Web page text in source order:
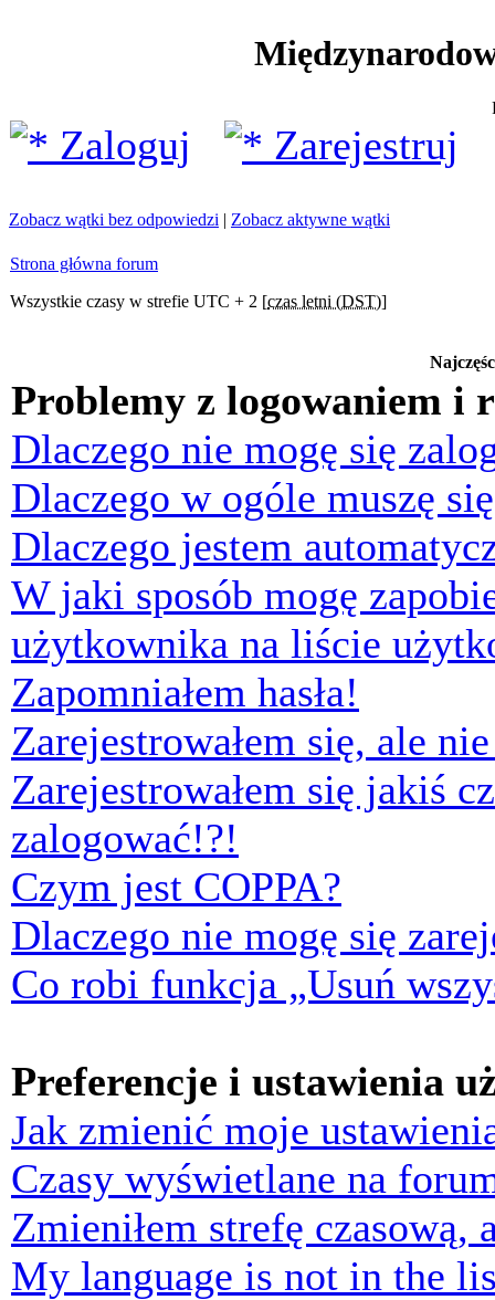
Zaloguj Zarejestruj
Zobacz wątki bez odpowiedzi | Zobacz aktywne wątki
Strona główna forum
Wszystkie czasy w strefie UTC + 2 [czas letni (DST)]
Problemy z logowaniem i
Dlaczego nie mogę się
Dlaczego w ogóle muszę
Dlaczego jestem
W jaki sposób mogę
użytkownika na liście
Zapomniałem hasła!
Zarejestrowałem się, ale
Zarejestrowałem się jakiś
zalogować!?!
Czym jest COPPA?
Dlaczego nie mogę się
Co robi funkcja „Usuń
Preferencje i ustawienia
Jak zmienić moje
Czasy wyświetlane na
Zmieniłem strefę czasową,
My language is not in the